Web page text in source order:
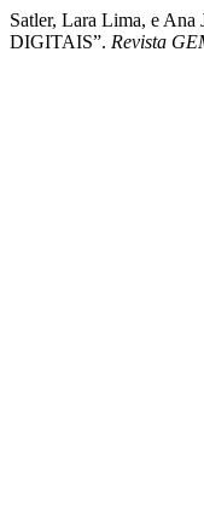
Satler, Lara Lima, e
DIGITAIS”. Revista